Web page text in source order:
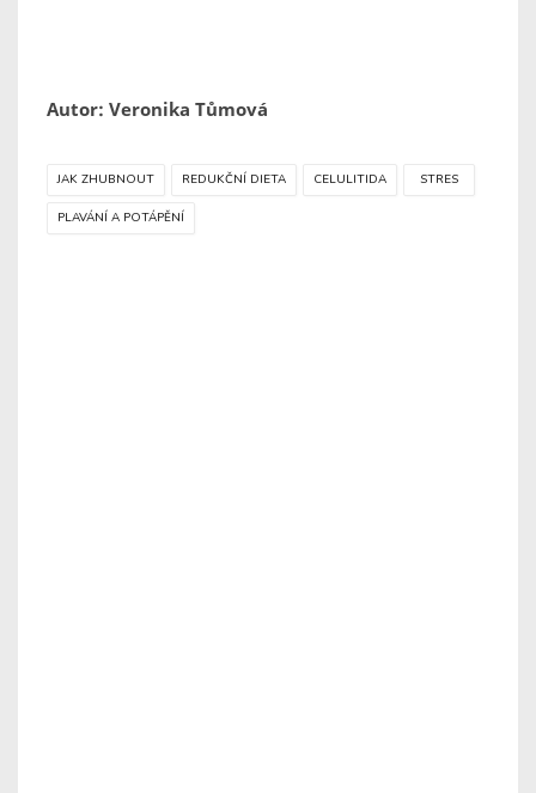
Autor: Veronika Tůmová
JAK ZHUBNOUT REDUKČNÍ DIETA CELULITIDA STRES
PLAVÁNÍ A POTÁPĚNÍ